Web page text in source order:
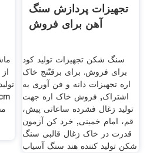
تجهیزات پردازش سنگ
آهن برای فروش
سنگ شکن تجهیزات تولید کود
برای فروش. برای برقتّنج خاک
اره تجهیزات دانه و فن آوری به
اشتراک, فروش خاک اره جهت
تولید زغال فشرده ساعاتی پیش،
قم، امام خمینی, خرد کن آزمون
قدرت در خاک زغال قالبی سنگ
شکن تولید کننده هند سنگ آسیاب